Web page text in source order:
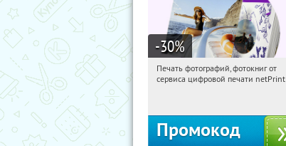
-30%
04:43:16 Получили:
Печать фотографий, фотокниг от
сервиса цифровой печати netPrint
Промокод